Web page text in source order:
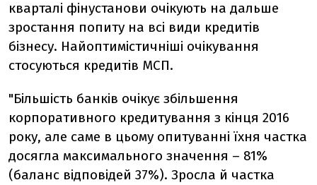
кварталі фінустанови очікують на дальше
зростання попиту на всі види кредитів
бізнесу. Найоптимістичніші очікування
стосуються кредитів МСП.
"Більшість банків очікує збільшення
корпоративного кредитування з кінця 2016
року, але саме в цьому опитуванні їхня частка
досягла максимального значення – 81%
(баланс відповідей 37%). Зросла й частка